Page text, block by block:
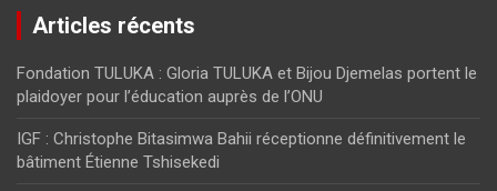
Articles récents
Fondation TULUKA : Gloria TULUKA et Bijou Djemelas portent le
plaidoyer pour l’éducation auprès de l’ONU
IGF : Christophe Bitasimwa Bahii réceptionne définitivement le
bâtiment Étienne Tshisekedi